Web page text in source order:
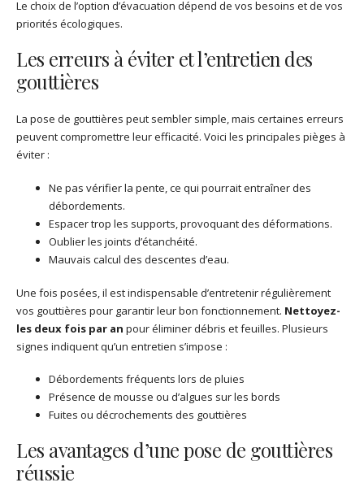
Le choix de l’option d’évacuation dépend de vos besoins et de vos
priorités écologiques.
Les erreurs à éviter et l’entretien des
gouttières
La pose de gouttières peut sembler simple, mais certaines erreurs
peuvent compromettre leur efficacité. Voici les principales pièges à
éviter :
Ne pas vérifier la pente, ce qui pourrait entraîner des
débordements.
Espacer trop les supports, provoquant des déformations.
Oublier les joints d’étanchéité.
Mauvais calcul des descentes d’eau.
Une fois posées, il est indispensable d’entretenir régulièrement
vos gouttières pour garantir leur bon fonctionnement. Nettoyez-
les deux fois par an pour éliminer débris et feuilles. Plusieurs
signes indiquent qu’un entretien s’impose :
Débordements fréquents lors de pluies
Présence de mousse ou d’algues sur les bords
Fuites ou décrochements des gouttières
Les avantages d’une pose de gouttières
réussie